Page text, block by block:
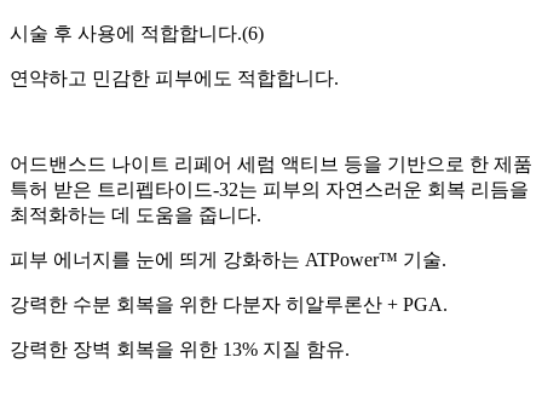
시술 후 사용에 적합합니다.(6)
연약하고 민감한 피부에도 적합합니다.
어드밴스드 나이트 리페어 세럼 액티브 등을 기반으로 한 제품
특허 받은 트리펩타이드-32는 피부의 자연스러운 회복 리듬을
최적화하는 데 도움을 줍니다.
피부 에너지를 눈에 띄게 강화하는 ATPower™ 기술.
강력한 수분 회복을 위한 다분자 히알루론산 + PGA.
강력한 장벽 회복을 위한 13% 지질 함유.